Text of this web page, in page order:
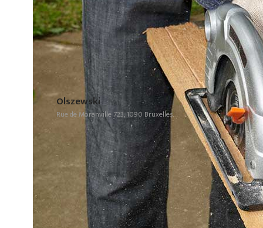
Olszewski
Rue de Moranville 723, 1090 Bruxelles